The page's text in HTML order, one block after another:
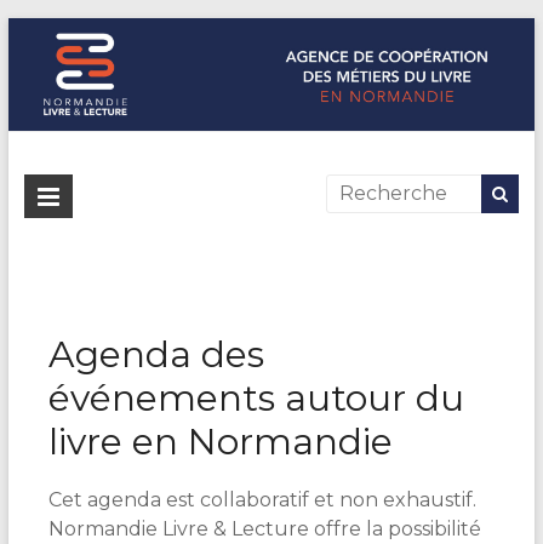
Normandie Livre & Lecture
L'agence de coopération des métiers du livre en Normandie
Agenda des
événements autour du
livre en Normandie
Cet agenda est collaboratif et non exhaustif.
Normandie Livre & Lecture offre la possibilité